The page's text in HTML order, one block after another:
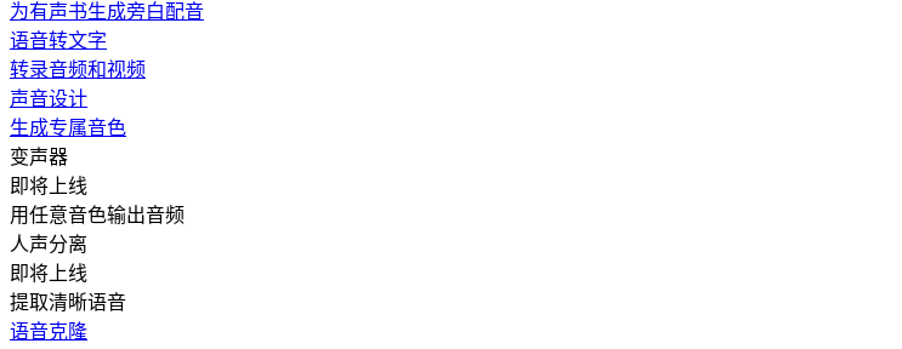
为有声书生成旁白配音
语音转文字
转录音频和视频
声音设计
生成专属音色
变声器
即将上线
用任意音色输出音频
人声分离
即将上线
提取清晰语音
语音克隆